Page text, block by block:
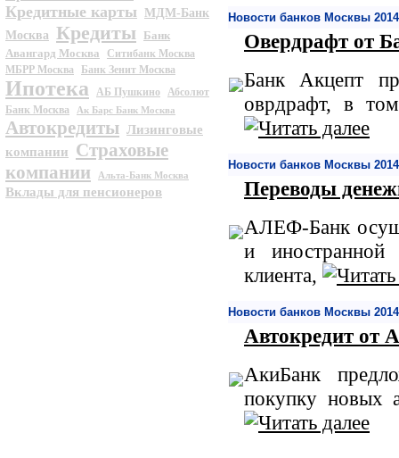
Кредитные карты
МДМ-Банк
Москва Кредиты Банк
Авангард Москва
Ситибанк Москва
МБРР Москва
Банк Зенит Москва
Ипотека АБ Пушкино Абсолют
Банк Москва
Ак Барс Банк Москва
Автокредиты Лизинговые
компании
Страховые
компании
Альта-Банк Москва
Вклады для пенсионеров
Новости банков Москвы
Овердрафт от
Банк Акцепт
оврдрафт, в
Новости банков Москвы
Переводы
АЛЕФ-Банк
и иностранной
клиента,
Новости банков Москвы
Автокредит от
АкиБанк
покупку новых